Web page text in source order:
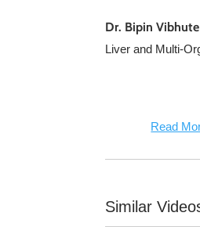
Dr. Bipin Vibhute
Liver and Multi-
Read
Similar